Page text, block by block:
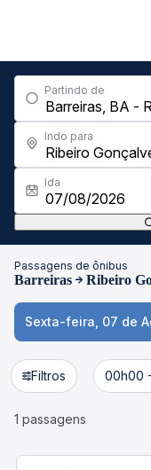
Partindo de
Indo para
Ida
Passagens de ônibus
Barreiras Ribeiro
Sexta-feira, 07 de
Filtros 00h00
1 passagens